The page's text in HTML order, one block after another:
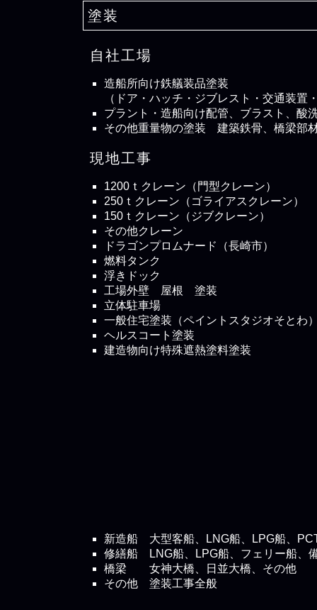
塗装
自社工場
造船所向け鉄艤装品塗装
（ドア・ハッチ・ジブレスト・交通装
プラント・造船向け配管、ブラスト、酸
その他重量物の塗装 建築鉄骨、橋梁部
現地工事
1200ｔクレーン（門型クレーン）
250ｔクレーン（ゴライアスクレーン）
150ｔクレーン（ジブクレーン）
その他クレーン
ドラゴンプロムナード（長崎市）
燃料タンク
浮きドック
工場外壁 屋根 塗装
立体駐車場
一般住宅塗装（ペイントスタジオそとわ
ヘルスコート塗装
建造物向け特殊遮熱塗料塗装
新造船 大型客船、LNG船、LPG船、
修繕船 LNG船、LPG船、フェリー船、
橋梁 女神大橋、日並大橋、その他
その他 塗装工事全般